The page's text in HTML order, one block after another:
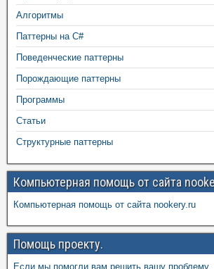
Алгоритмы
Паттерны на C#
Поведенческие паттерны
Порождающие паттерны
Программы
Статьи
Структурные паттерны
Компьютерная помощь от сайта
Компьютерная помощь от сайта nookery.ru
Помощь проекту.
Если мы помогли вам решить вашу